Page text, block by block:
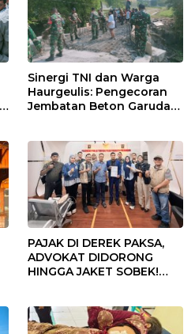
Sinergi TNI dan Warga
Haurgeulis: Pengecoran
Jembatan Beton Garuda
PAJAK DI DEREK PAKSA,
ADVOKAT DIDORONG
HINGGA JAKET SOBEK!
Pekanbaru!